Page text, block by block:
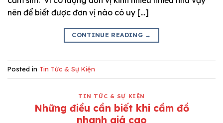
nên để biết được đơn vị nào có uy […]
CONTINUE READING →
Posted in Tin Tức & Sự Kiện
TIN TỨC & SỰ KIỆN
Những điều cần biết khi cầm đồ
nhanh giá cao